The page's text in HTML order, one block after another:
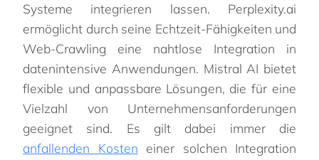
Systeme integrieren lassen. Perplexity.ai
ermöglicht durch seine Echtzeit-Fähigkeiten und
Web-Crawling eine nahtlose Integration in
datenintensive Anwendungen. Mistral AI bietet
flexible und anpassbare Lösungen, die für eine
Vielzahl von Unternehmensanforderungen
geeignet sind. Es gilt dabei immer die
anfallenden Kosten einer solchen Integration